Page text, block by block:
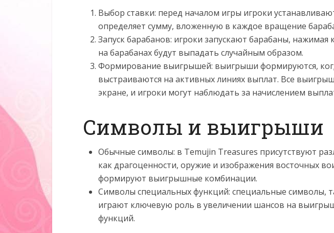
Выбор ставки: перед началом игры игроки
определяет сумму, вложенную в каждое вращение
Запуск барабанов: игроки запускают барабаны, нажимая
на барабанах будут выпадать случайным образом.
Формирование выигрышей: выигрыши формируются,
выстраиваются на активных линиях выплат. Все
экране, и игроки могут наблюдать за начислением
Символы и выигрыши
Обычные символы: в Temujin Treasures присутствуют
как драгоценности, оружие и изображения восточных
формируют выигрышные комбинации.
Символы специальных функций: специальные символы,
играют ключевую роль в увеличении шансов на
функций.